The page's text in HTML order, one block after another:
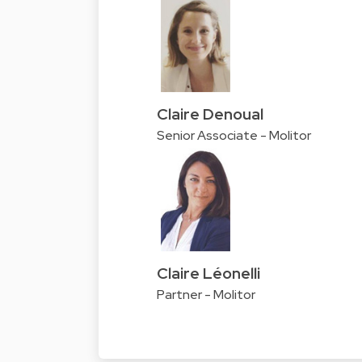
Claire Denoual
Senior Associate - Molitor
Claire Léonelli
Partner - Molitor